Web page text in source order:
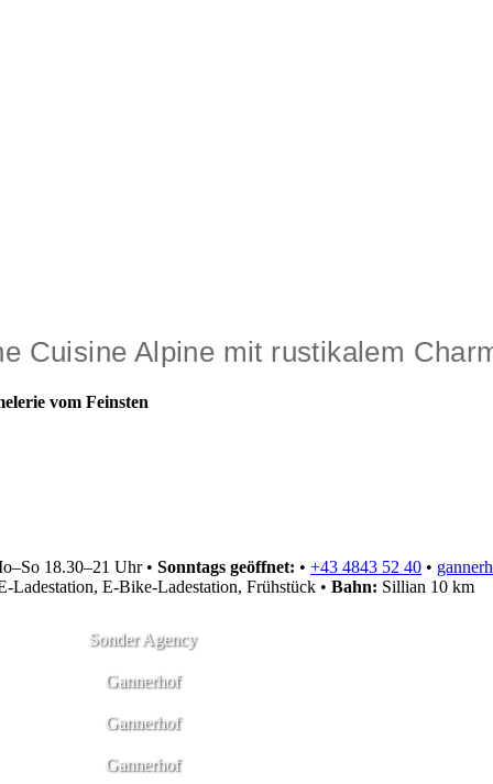
Cuisine Alpine mit rustikalem
18.30–21 Uhr• Sonntags geöffnet: • +43 4843 52 40 •
E-Bike-Ladestation, Frühstück • Bahn: Sillian 10 km
Sonder Agency
Gannerhof
Gannerhof
Gannerhof